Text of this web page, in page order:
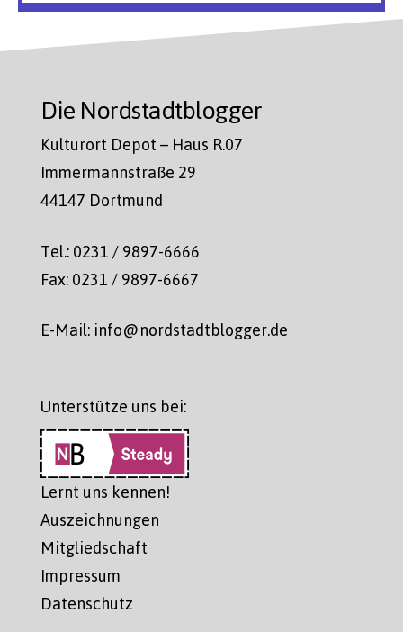
Die Nordstadtblogger
Kulturort Depot – Haus R.07
Immermannstraße 29
44147 Dortmund
Tel.: 0231 / 9897-6666
Fax: 0231 / 9897-6667
E-Mail: info@nordstadtblogger.de
Unterstütze uns bei:
Lernt uns kennen!
Auszeichnungen
Mitgliedschaft
Impressum
Datenschutz